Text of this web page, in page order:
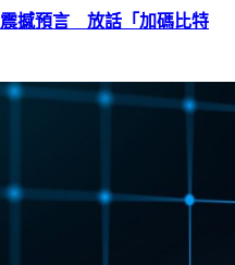
撼預言 放話「加碼比特